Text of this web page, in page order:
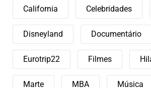
California Celebridades
Disneyland Documentário
Eurotrip22 Filmes
Marte MBA Música